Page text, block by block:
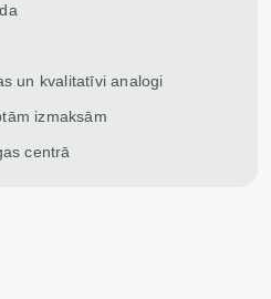
un kvalitatīvi analogi
izmaksām
centrā